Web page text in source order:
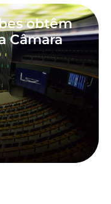
obtêm
Câmara